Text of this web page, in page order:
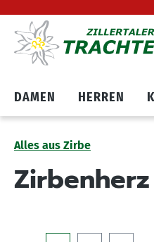
springen
DAMEN HERREN
Alles aus Zirbe